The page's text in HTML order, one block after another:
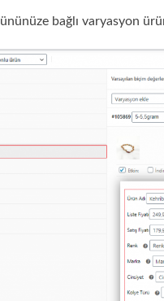
bağlı varyasyon